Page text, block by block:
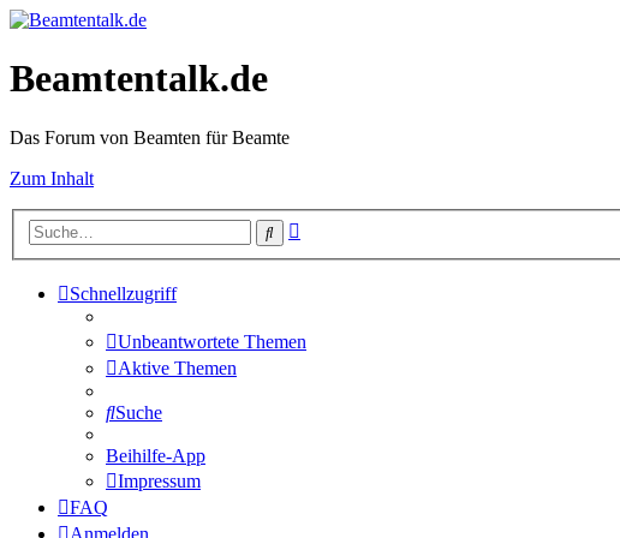
Beamtentalk.de
Das Forum von Beamten für Beamte
Zum Inhalt
Suche
Schnellzugriff
Unbeantwortete Themen
Aktive Themen
Suche
Beihilfe-App
Impressum
FAQ